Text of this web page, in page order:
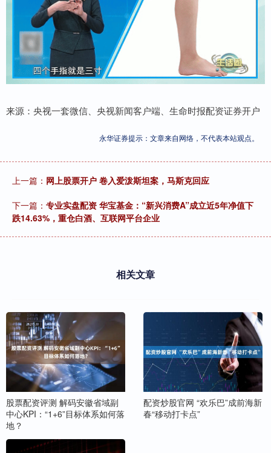
来源：央视一套微信、央视新闻客户端、生命时报配资证券开户
永华证券提示：文章来自网络，不代表本站观点。
上一篇： 网上股票开户 卷入爱泼斯坦案，马斯克回应
下一篇： 专业实盘配资 华宝基金：“新兴消费A”成立近5年净值下
跌14.63%，重仓白酒、互联网平台企业
相关文章
股票配资评测 解码安徽省域副
中心KPI：“1+6”目标体系如何落
地？
配资炒股官网 “欢乐巴”成前海新
春“移动打卡点”